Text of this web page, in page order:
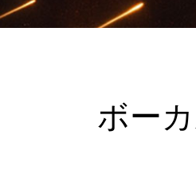
ボー